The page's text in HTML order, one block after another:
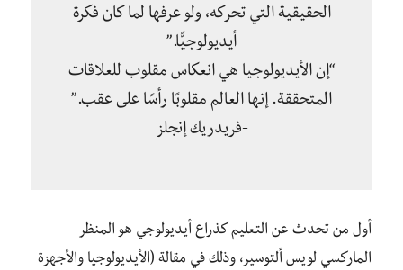
الحقيقية التي تحركه، ولو عرفها لما كان فكرة
أيديولوجيًّا.”
“إن الأيديولوجيا هي انعكاس مقلوب للعلاقات
المتحققة. إنها العالم مقلوبًا رأسًا على عقب.”
-فريدريك إنجلز
أول من تحدث عن التعليم كذراع أيديولوجي هو المنظر
الماركسي لويس ألتوسير، وذلك في مقالة (الأيديولوجيا والأجهزة